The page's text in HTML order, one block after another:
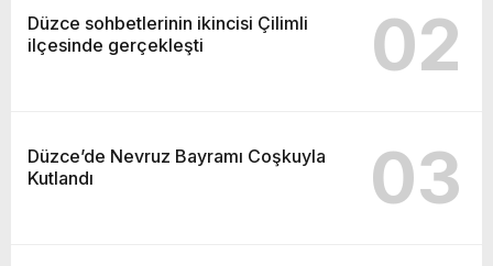
Düzce sohbetlerinin ikincisi Çilimli
ilçesinde gerçekleşti
02
Düzce’de Nevruz Bayramı Coşkuyla
Kutlandı
03